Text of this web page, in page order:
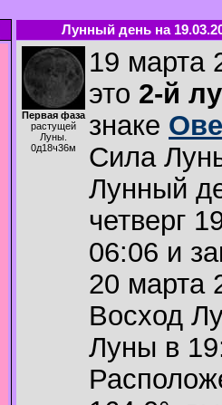
Лунный день на
Первая фаза
растущей
Луны.
0д18ч36м
19 марта
это 2-й
знаке
Сила
Лунный
четверг
06:06 и
20 марта
Восход
Луны в